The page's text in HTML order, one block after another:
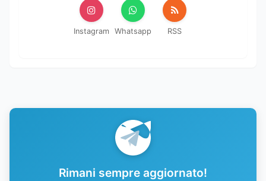
Instagram Whatsapp RSS
Rimani sempre aggiornato!